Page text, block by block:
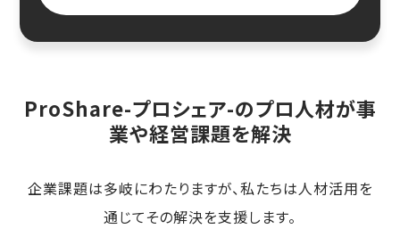
ProShare-プロシェア-のプロ人材が事
業や経営課題を解決
企業課題は多岐にわたりますが、私たちは人材活用を
通じてその解決を支援します。